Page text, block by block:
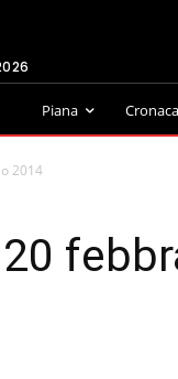
Piana Cronaca
2014